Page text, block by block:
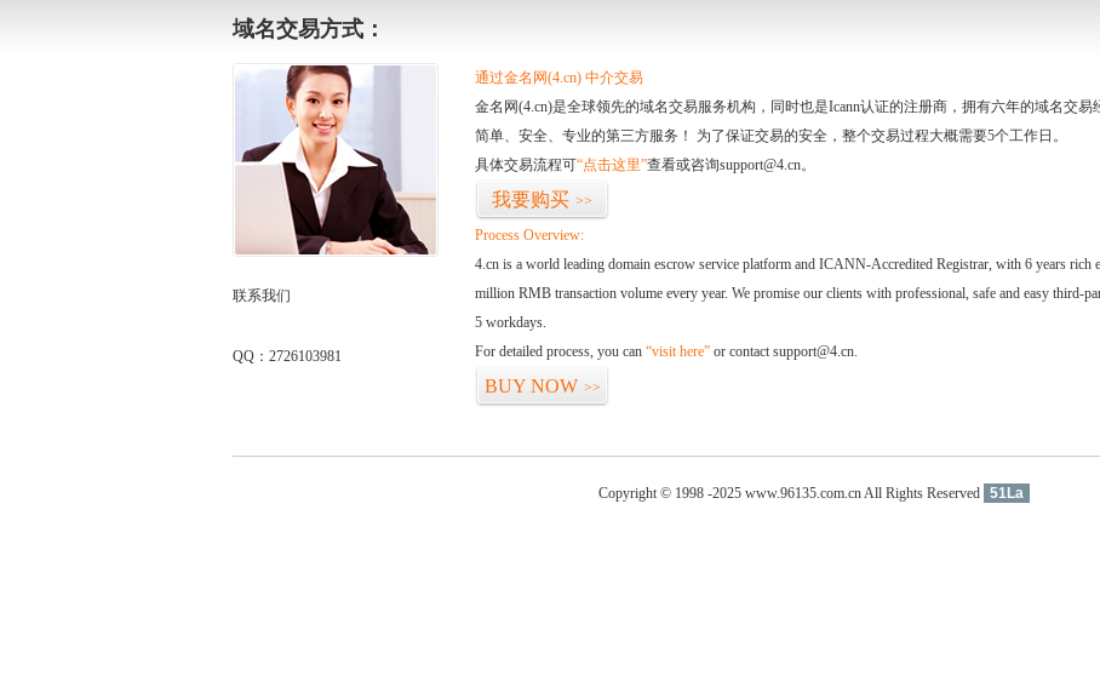
域名交易方式：
联系我们
QQ：2726103981
通过金名网(4.cn) 中介交易
金名网(4.cn)是全球领先的域名交易服务机构，同时也是Icann认证的注册商，拥有六年的域名交
简单、安全、专业的第三方服务！ 为了保证交易的安全，整个交易过程大概需要5个工作日。
具体交易流程可“点击这里”查看或咨询support@4.cn。
我要购买 >>
Process Overview:
4.cn is a world leading domain escrow service platform and ICANN-Accredited Registrar, with 6 years rich
million RMB transaction volume every year. We promise our clients with professional, safe and easy third-
5 workdays.
For detailed process, you can “visit here” or contact support@4.cn.
BUY NOW >>
Copyright © 1998 -2025 www.96135.com.cn All Rights Reserved 51La